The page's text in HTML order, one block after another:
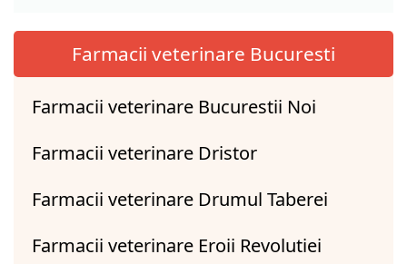
Farmacii veterinare Bucuresti
Farmacii veterinare Bucurestii Noi
Farmacii veterinare Dristor
Farmacii veterinare Drumul Taberei
Farmacii veterinare Eroii Revolutiei